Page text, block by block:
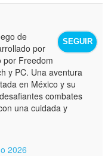
SEGUIR
de
por
por Freedom
y PC. Una aventura
en México y su
combates
una cuidada y
2026